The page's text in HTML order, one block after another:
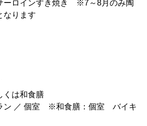
なります
は和食膳
ン ／ 個室 ※和食膳：個室 バイキ